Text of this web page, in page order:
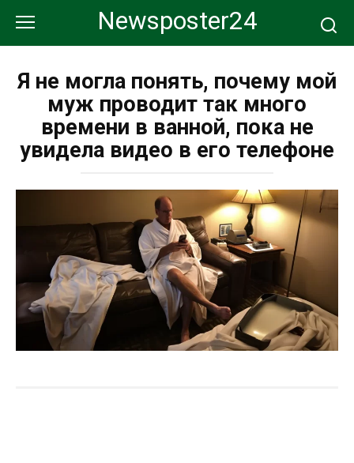
контенту
Newsposter24
Я не могла понять, почему мой
муж проводит так много
времени в ванной, пока не
увидела видео в его телефоне